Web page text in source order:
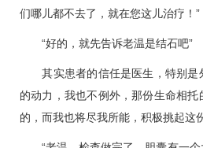
们哪儿都不去了，就在您这儿治疗！”
“好的，就先告诉老温是结石吧”
其实患者的信任是医生，特别是
的动力，我也不例外，那份生命相
的，而我也将尽我所能，积极挑起这